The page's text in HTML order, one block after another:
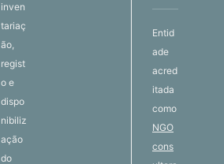
inven
tariaç
ão,
regist
o e
dispo
nibiliz
ação
do
Entid
ade
acred
itada
como
NGO
cons